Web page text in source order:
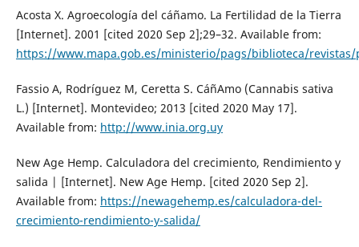
Acosta X. Agroecología del cáñamo. La Fertilidad de la Tierra
[Internet]. 2001 [cited 2020 Sep 2];29–32. Available from:
https://www.mapa.gob.es/ministerio/pags/biblioteca/revistas/
Fassio A, Rodríguez M, Ceretta S. CáñAmo (Cannabis sativa
L.) [Internet]. Montevideo; 2013 [cited 2020 May 17].
Available from: http://www.inia.org.uy
New Age Hemp. Calculadora del crecimiento, Rendimiento y
salida | [Internet]. New Age Hemp. [cited 2020 Sep 2].
Available from: https://newagehemp.es/calculadora-del-
crecimiento-rendimiento-y-salida/